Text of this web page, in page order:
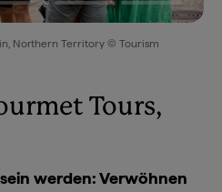
Northern Territory © Tourism
Tours,
werden: Verwöhnen